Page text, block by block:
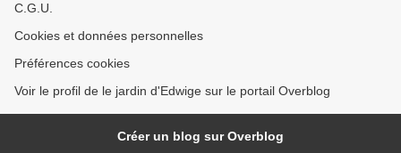
C.G.U.
Cookies et données personnelles
Préférences cookies
Voir le profil de le jardin d'Edwige sur le portail Overblog
Créer un blog sur Overblog